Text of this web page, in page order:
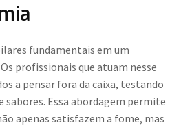
fundamentais em um
profissionais que atuam nesse
a pensar fora da caixa, testando
sabores. Essa abordagem permite
apenas satisfazem a fome, mas